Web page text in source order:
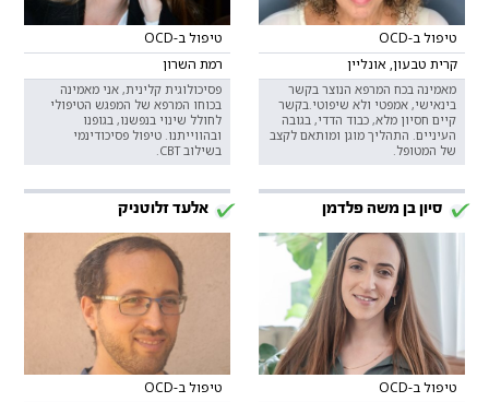
טיפול ב-OCD
קרית טבעון, אונליין
מאמינה בכח המרפא הנוצר בקשר
בינאישי, אמפטי ולא שיפוטי.בקשר
קיים חסיון מלא, כבוד הדדי, בגובה
העיניים. התהליך מוגן ומותאם לקצב
של המטופל.
טיפול ב-OCD
רמת השרון
פסיכולוגית קלינית, אני מאמינה
בכוחו המרפא של המפגש הטיפולי
לחולל שינוי בנפשנו, בגופנו
ובהווייתנו. טיפול פסיכודינמי
בשילוב CBT.
סיון בן משה פלדמן
טיפול ב-OCD
אלעד זלוטניק
טיפול ב-OCD